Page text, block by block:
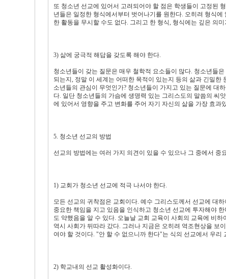
또 청소년 선교에 있어서 고려되어야 할 점은 학생들이 고정된
년들은 일정한 형식에서부터 벗어나기를 원한다. 오히려 형식
한 활동을 무시할 수도 없다. 그리고 한 형식, 형식에는 깊은 의
3) 삶에 궁극적 해답을 갖도록 해야 한다.
청소년들이 갖는 질문은 매우 철학적 요소들이 많다. 청소년들
되는지, 정말 이 세계는 어떠한 목적이 있는지 등의 삶과 긴밀
소년들의 관심이 무엇인가? 청소년들이 가지고 있는 질문에 대
다. 일단 청소년들의 가슴에 생명력 있는 그리스도의 말씀의 씨
에 있어서 영향을 주고 변화를 주어 자기 자신의 삶을 가장 효
5. 청소년 선교의 방법
선교의 방법에는 여러 가지 의견이 있을 수 있으나 그 중에서 중
1) 교회가 청소년 선교에 적극 나서야 한다.
모든 선교의 귀착점은 교회이다. 예수 그리스도께서 선교에 대
중요한 책임을 지고 있음을 인식하고 청소년 선교에 투자해야
도 약했음을 알 수 있다. 오늘날 교회 교육이 사회의 교육에 비
역시 사회가 뒤따라 갔다. 그러나 지금은 오히려 역조현상을 보
여야 할 것이다. "안 할 수 없으니까 한다"는 식의 선교에서 우
2) 학교내의 선교 활성화이다.